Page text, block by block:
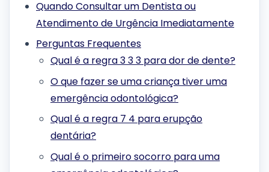
Quando Consultar um Dentista ou
Atendimento de Urgência Imediatamente
Perguntas Frequentes
Qual é a regra 3 3 3 para dor de dente?
O que fazer se uma criança tiver uma
emergência odontológica?
Qual é a regra 7 4 para erupção
dentária?
Qual é o primeiro socorro para uma